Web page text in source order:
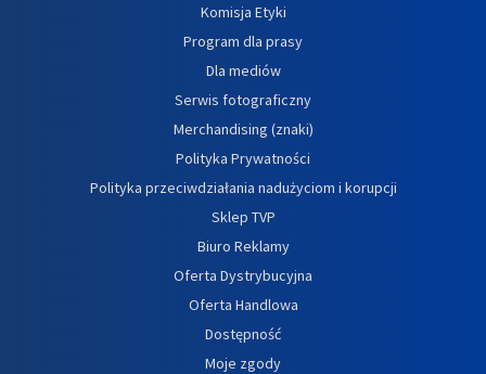
Komisja Etyki
Program dla prasy
Dla mediów
Serwis fotograficzny
Merchandising (znaki)
Polityka Prywatności
Polityka przeciwdziałania nadużyciom i korupcji
Sklep TVP
Biuro Reklamy
Oferta Dystrybucyjna
Oferta Handlowa
Dostępność
Moje zgody